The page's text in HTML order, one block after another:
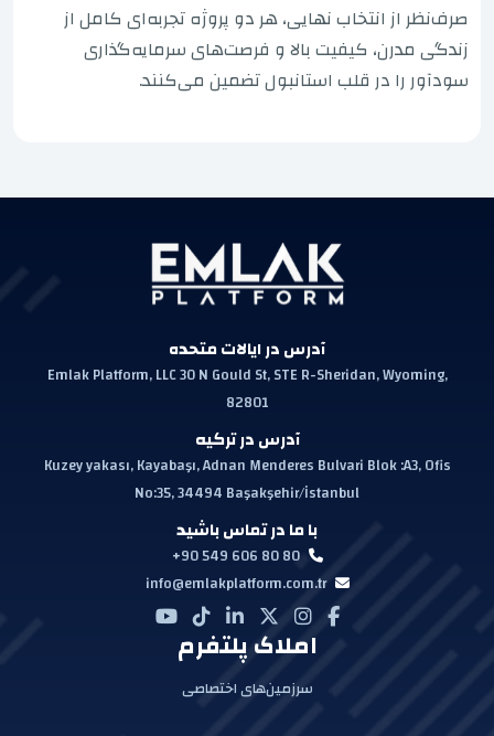
صرف‌نظر از انتخاب نهایی، هر دو پروژه تجربه‌ای کامل از
زندگی مدرن، کیفیت بالا و فرصت‌های سرمایه‌گذاری
سودآور را در قلب استانبول تضمین می‌کنند.
آدرس در ایالات متحده
Emlak Platform, LLC 30 N Gould St, STE R-Sheridan, Wyoming,
82801
آدرس در ترکیه
Kuzey yakası, Kayabaşı, Adnan Menderes Bulvari Blok :A3, Ofis
No:35, 34494 Başakşehir/İstanbul
با ما در تماس باشید
+90 549 606 80 80
info@emlakplatform.com.tr
املاک پلتفرم
سرزمین‌های اختصاصی